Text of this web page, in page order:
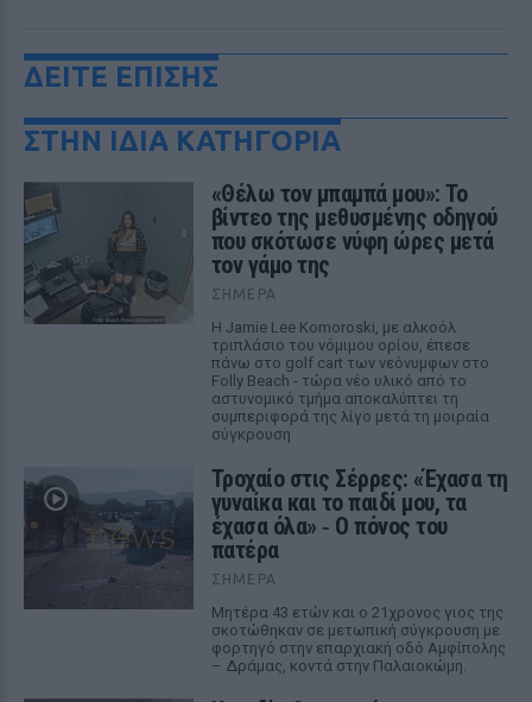
ΔΕΙΤΕ ΕΠΙΣΗΣ
ΣΤΗΝ ΙΔΙΑ ΚΑΤΗΓΟΡΙΑ
«Θέλω τον μπαμπά μου»: Το
βίντεο της μεθυσμένης οδηγού
που σκότωσε νύφη ώρες μετά
τον γάμο της
ΣΉΜΕΡΑ
Η Jamie Lee Komoroski, με αλκοόλ
τριπλάσιο του νόμιμου ορίου, έπεσε
πάνω στο golf cart των νεόνυμφων στο
Folly Beach - τώρα νέο υλικό από το
αστυνομικό τμήμα αποκαλύπτει τη
συμπεριφορά της λίγο μετά τη μοιραία
σύγκρουση
Τροχαίο στις Σέρρες: «Έχασα τη
γυναίκα και το παιδί μου, τα
έχασα όλα» ‑ Ο πόνος του
πατέρα
ΣΉΜΕΡΑ
Μητέρα 43 ετών και ο 21χρονος γιος της
σκοτώθηκαν σε μετωπική σύγκρουση με
φορτηγό στην επαρχιακή οδό Αμφίπολης
– Δράμας, κοντά στην Παλαιοκώμη.